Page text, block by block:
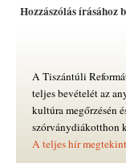
Hozzászólás írásához
A Tiszántúli
teljes bevételét az
kultúra megőrzésén
szórványdiákotthon
A teljes hír